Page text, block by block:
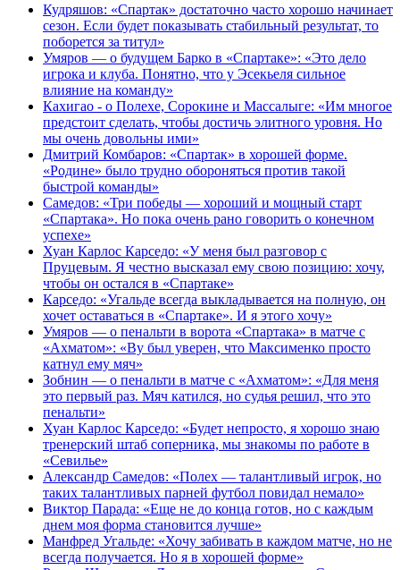
Кудряшов: «Спартак» достаточно часто хорошо начинает
сезон. Если будет показывать стабильный результат, то
поборется за титул»
Умяров — о будущем Барко в «Спартаке»: «Это дело
игрока и клуба. Понятно, что у Эсекьеля сильное
влияние на команду»
Кахигао - о Полехе, Сорокине и Массалыге: «Им многое
предстоит сделать, чтобы достичь элитного уровня. Но
мы очень довольны ими»
Дмитрий Комбаров: «Спартак» в хорошей форме.
«Родине» было трудно обороняться против такой
быстрой команды»
Самедов: «Три победы — хороший и мощный старт
«Спартака». Но пока очень рано говорить о конечном
успехе»
Хуан Карлос Карседо: «У меня был разговор с
Пруцевым. Я честно высказал ему свою позицию: хочу,
чтобы он остался в «Спартаке»
Карседо: «Угальде всегда выкладывается на полную, он
хочет оставаться в «Спартаке». И я этого хочу»
Умяров — о пенальти в ворота «Спартака» в матче с
«Ахматом»: «Ву был уверен, что Максименко просто
катнул ему мяч»
Зобнин — о пенальти в матче с «Ахматом»: «Для меня
это первый раз. Мяч катился, но судья решил, что это
пенальти»
Хуан Карлос Карседо: «Будет непросто, я хорошо знаю
тренерский штаб соперника, мы знакомы по работе в
«Севилье»
Александр Самедов: «Полех — талантливый игрок, но
таких талантливых парней футбол повидал немало»
Виктор Парада: «Еще не до конца готов, но с каждым
днем моя форма становится лучше»
Манфред Угальде: «Хочу забивать в каждом матче, но не
всегда получается. Но я в хорошей форме»